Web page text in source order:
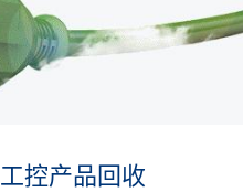
工控产品回收